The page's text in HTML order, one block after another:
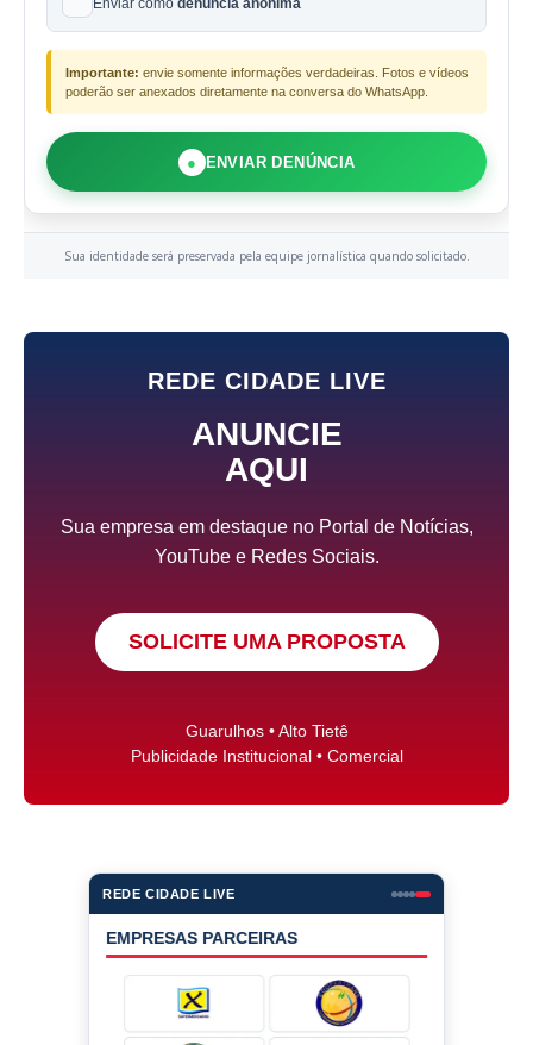
Enviar como denúncia anônima
Importante: envie somente informações verdadeiras. Fotos e vídeos
poderão ser anexados diretamente na conversa do WhatsApp.
● ENVIAR DENÚNCIA
Sua identidade será preservada pela equipe jornalística quando solicitado.
REDE CIDADE LIVE
ANUNCIE
AQUI
Sua empresa em destaque no Portal de Notícias,
YouTube e Redes Sociais.
SOLICITE UMA PROPOSTA
Guarulhos • Alto Tietê
Publicidade Institucional • Comercial
REDE CIDADE LIVE
EMPRESAS PARCEIRAS